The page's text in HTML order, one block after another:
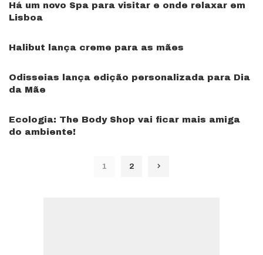
Há um novo Spa para visitar e onde relaxar em
Lisboa
Halibut lança creme para as mães
Odisseias lança edição personalizada para Dia
da Mãe
Ecologia: The Body Shop vai ficar mais amiga
do ambiente!
1 2